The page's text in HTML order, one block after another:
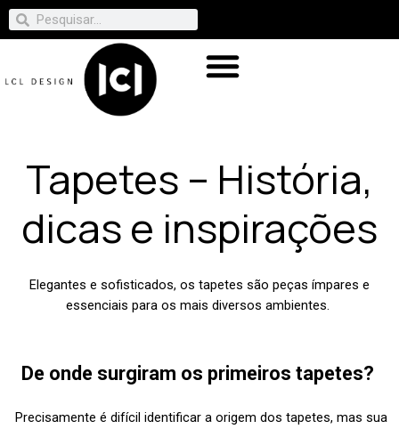
Tapetes – História,
dicas e inspirações
Elegantes e sofisticados, os tapetes são peças ímpares e
essenciais para os mais diversos ambientes.
De onde surgiram os primeiros tapetes?
Precisamente é difícil identificar a origem dos tapetes, mas sua